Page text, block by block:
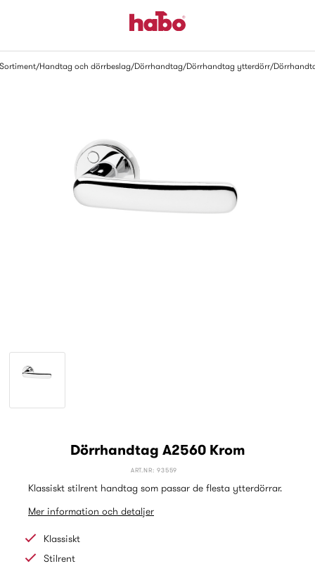
Sortiment Handtag och dörrbeslag Dörrhandtag Dörrhandtag ytterdörr
Dörrhandtag A2560 Krom
ART.NR: 93559
Klassiskt stilrent handtag som passar de flesta ytterdörrar.
Mer information och detaljer
Klassiskt
Stilrent